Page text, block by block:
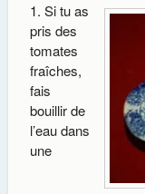
Si tu as
pris des
tomates
fraîches,
fais
bouillir de
l’eau dans
une